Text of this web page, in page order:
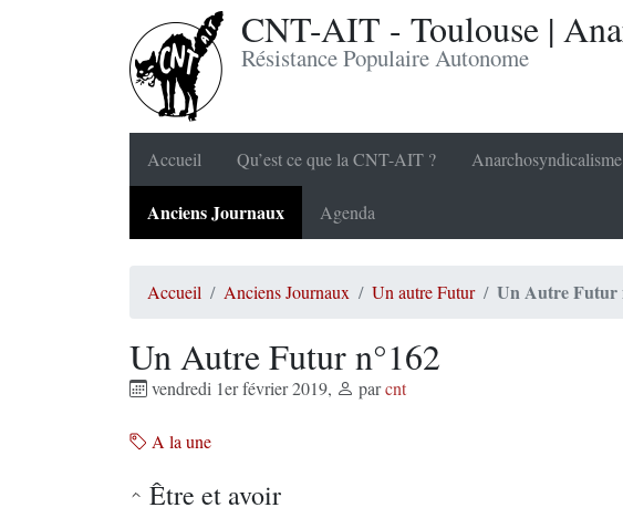
CNT-AIT - Toulouse |
Résistance Populaire Autonome
Accueil Qu’est ce que la CNT-AIT ?
Anciens Journaux Agenda
Accueil Anciens Journaux Un autre Futur Un Autre Futur
Un Autre Futur n°162
vendredi 1er février 2019, parcnt
A la une
Être et avoir